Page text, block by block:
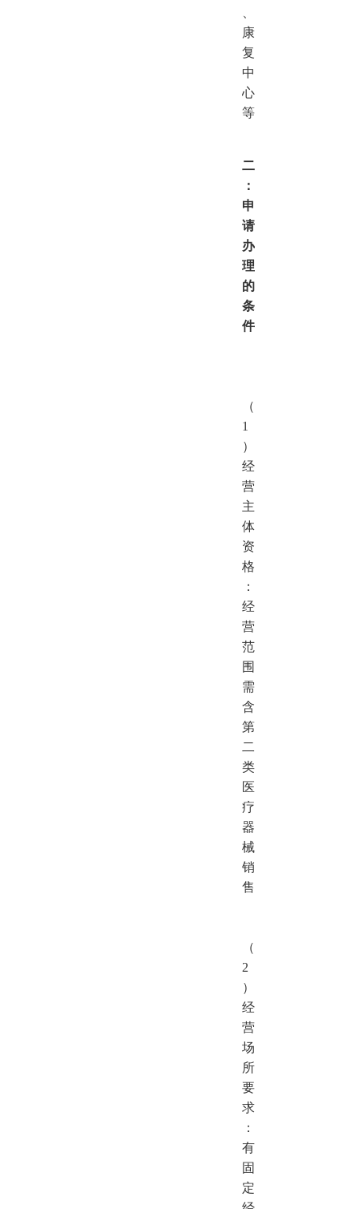
康
复
中
心
等
二
：
申
请
办
理
的
条
件
（
1
）
经
营
主
体
资
格
：
经
营
范
围
需
含
第
二
类
医
疗
器
械
销
售
（
2
）
经
营
场
所
要
求
：
有
固
定